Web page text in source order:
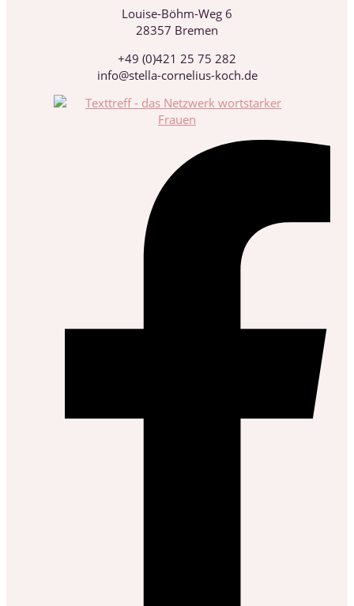
Louise-Böhm-Weg 6
28357 Bremen
+49 (0)421 25 75 282
info@stella-cornelius-koch.de